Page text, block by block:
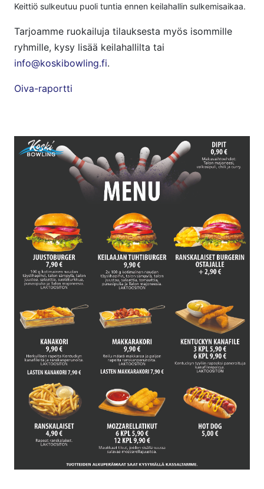
Keittiö sulkeutuu puoli tuntia ennen keilahallin sulkemisaikaa.
Tarjoamme ruokailuja tilauksesta myös isommille
ryhmille, kysy lisää keilahallilta tai
info@koskibowling.fi.
Oiva-raportti